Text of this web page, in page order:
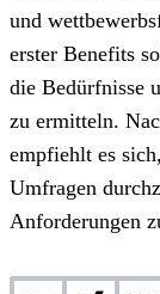
und
erster Benefits
die Bedürfnisse
zu ermitteln.
empfiehlt es
Umfragen
Anforderungen